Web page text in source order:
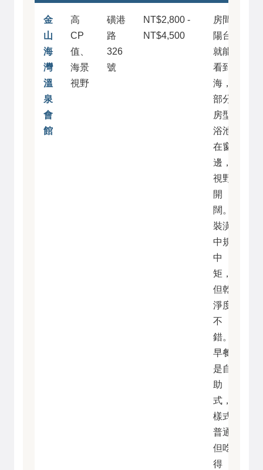
金
山
海
灣
溫
泉
會
館
高
CP
值、
海景
視野
磺港
路
326
號
NT$2,800 -
NT$4,500
房間
陽台
就能
看到
海，
部分
房型
浴池
在窗
邊，
視野
開
闊。
裝潢
中規
中
矩，
但乾
淨度
不
錯。
早餐
是自
助
式，
樣式
普通
但吃
得